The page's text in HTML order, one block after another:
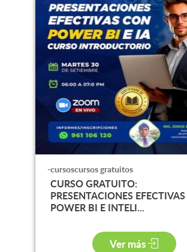
-cursoscursos gratuitos
CURSO GRATUITO:
PRESENTACIONES
POWER BI E INTELI...
Ver más